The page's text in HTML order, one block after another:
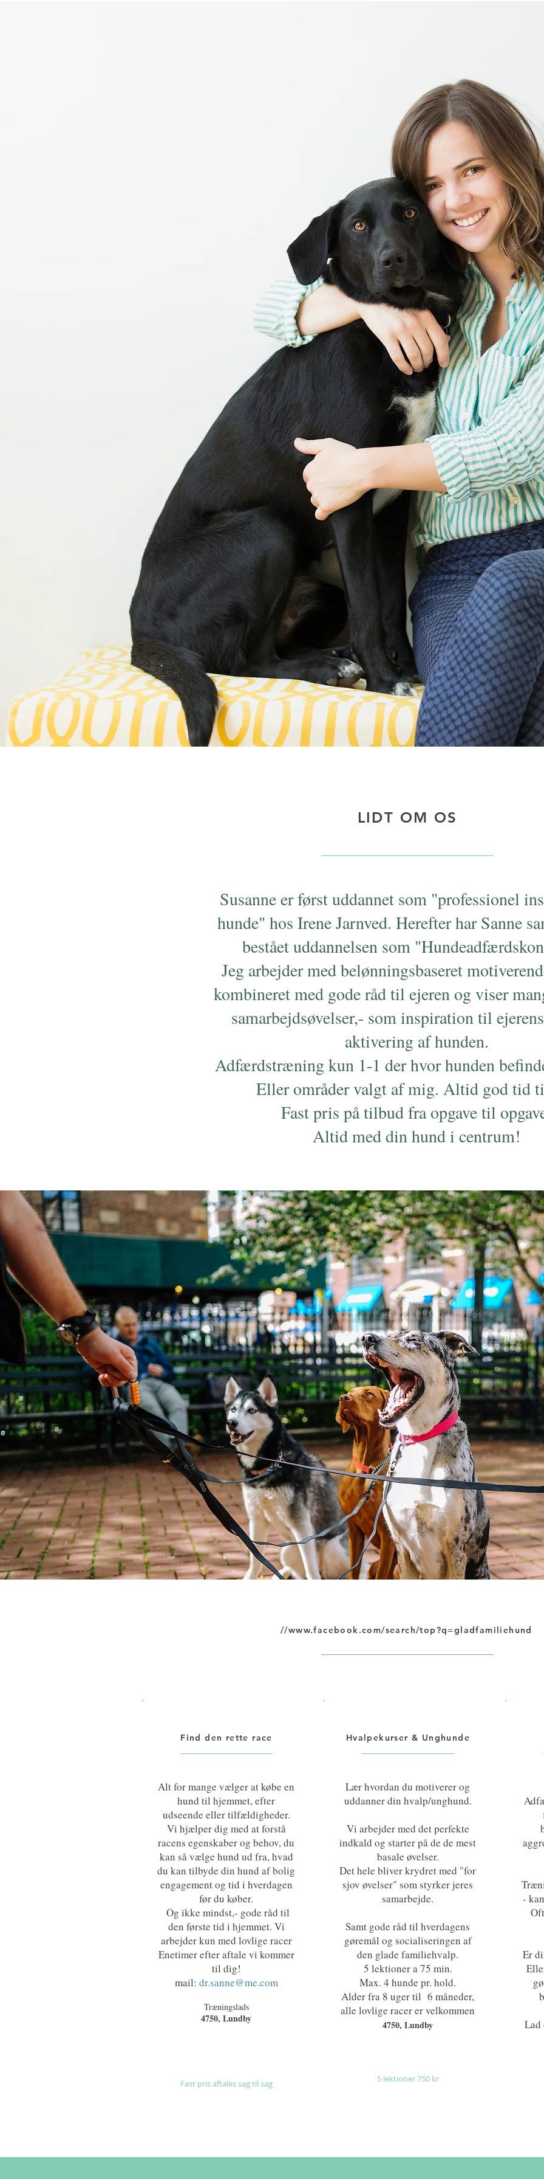
LIDT OM OS
Susanne er først uddannet som "professionel
hunde" hos Irene Jarnved. Herefter har Sanne
bestået uddannelsen som
Jeg arbejder med belønningsbaseret
kombineret med gode råd til ejeren og viser
samarbejdsøvelser,- som inspiration til
aktivering af hunden.
Adfærdstræning kun 1-1 der hvor hunden
Eller områder valgt af mig. Altid god tid
Fast pris på tilbud fra opgave til
Altid med din hund i centrum!
//www.facebook.com/search/top?q=gladfamiliehund
Find den rette race
Alt for mange vælger at købe en
hund til hjemmet, efter
udseende eller tilfældigheder.
Vi hjælper dig med at forstå
racens egenskaber og behov, du
kan så vælge hund ud fra, hvad
du kan tilbyde din hund af bolig
engagement og tid i hverdagen
før du køber.
Og ikke mindst,- gode råd til
den første tid i hjemmet. Vi
arbejder kun med lovlige racer
Enetimer efter aftale vi kommer
til dig!
mail: dr.sanne@me.com
Træningslads
4750, Lundby
Fast pris aftales sag til sag
Hvalpekurser & Unghunde
Lær hvordan du motiverer og
uddanner din hvalp/unghund.
Vi arbejder med det perfekte
indkald og starter på de de mest
basale øvelser.
Det hele bliver krydret med "for
sjov øvelser" som styrker jeres
samarbejde.
Samt gode råd til hverdagens
gøremål og socialiseringen af
den glade familiehvalp.
5 lektioner a 75 min.
Max. 4 hunde pr. hold.
Alder fra 8 uger til 6 måneder,
alle lovlige racer er velkommen
4750, Lundby
5 lektioner 750 kr
-
Er
Lad